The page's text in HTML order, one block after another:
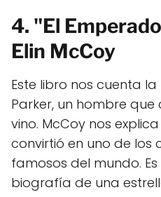
4. "El
Elin McCoy
Este libro nos cuenta
Parker, un hombre
vino. McCoy nos
convirtió en uno de los
famosos del mundo.
biografía de una